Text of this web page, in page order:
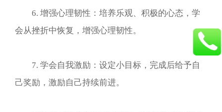
6. 增强心理韧性：培养乐观、积极的心态，学
会从挫折中恢复，增强心理韧性。
7. 学会自我激励：设定小目标，完成后给予自
己奖励，激励自己持续前进。